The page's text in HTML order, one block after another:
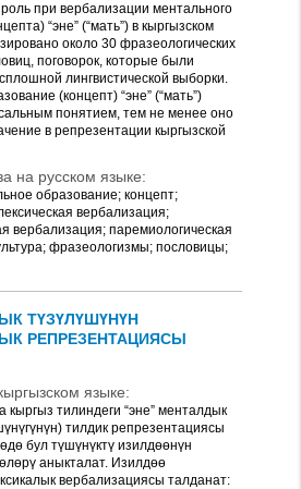
при вербализации ментального
“эне” (“мать”) в кыргызском
около 30 фразеологических
поговорок, которые были
лингвистической выборки.
(концепт) “эне” (“мать”)
понятием, тем не менее оно
в репрезентации кыргызской
на русском языке:
образование; концепт;
вербализация;
вербализация; паремиологическая
фразеологизмы; пословицы;
ТҮЗҮЛҮШҮНҮН
РЕПРЕЗЕНТАЦИЯСЫ
языке:
кыргыз тилиндеги “эне” менталдык
тилдик репрезентациясы
бул түшүнүктү изилдөөнүн
аныкталат. Изилдөө
вербализациясы талданат: